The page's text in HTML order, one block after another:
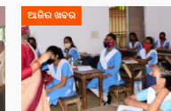
ଆଜିର ଖବର